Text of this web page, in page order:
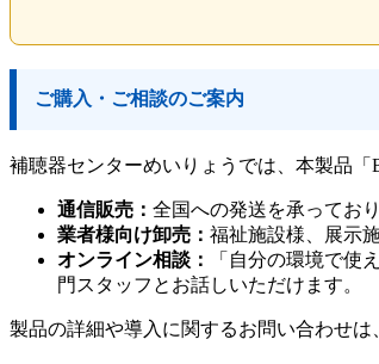
ご購入・ご相談のご案内
補聴器センターめいりょうでは、本製品
通信販売： 全国への発送を承ってお
業者様向け卸売： 福祉施設様、展示
オンライン相談：
「自分の環境で使
門スタッフとお話しいただけます。
製品の詳細や導入に関するお問い合わせは